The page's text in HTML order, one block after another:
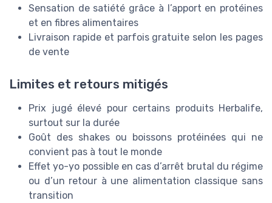
Sensation de satiété grâce à l’apport en protéines
et en fibres alimentaires
Livraison rapide et parfois gratuite selon les pages
de vente
Limites et retours mitigés
Prix jugé élevé pour certains produits Herbalife,
surtout sur la durée
Goût des shakes ou boissons protéinées qui ne
convient pas à tout le monde
Effet yo-yo possible en cas d’arrêt brutal du régime
ou d’un retour à une alimentation classique sans
transition